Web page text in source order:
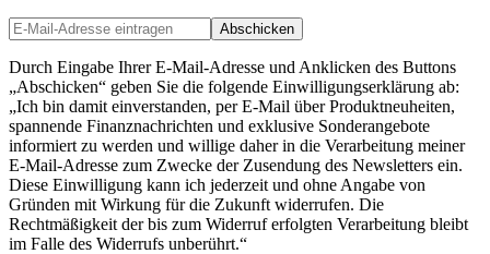
Abschicken
Durch Eingabe Ihrer E-Mail-Adresse und Anklicken des Buttons
„Abschicken“ geben Sie die folgende Einwilligungserklärung ab:
„Ich bin damit einverstanden, per E-Mail über Produktneuheiten,
spannende Finanznachrichten und exklusive Sonderangebote
informiert zu werden und willige daher in die Verarbeitung meiner
E-Mail-Adresse zum Zwecke der Zusendung des Newsletters ein.
Diese Einwilligung kann ich jederzeit und ohne Angabe von
Gründen mit Wirkung für die Zukunft widerrufen. Die
Rechtmäßigkeit der bis zum Widerruf erfolgten Verarbeitung bleibt
im Falle des Widerrufs unberührt.“